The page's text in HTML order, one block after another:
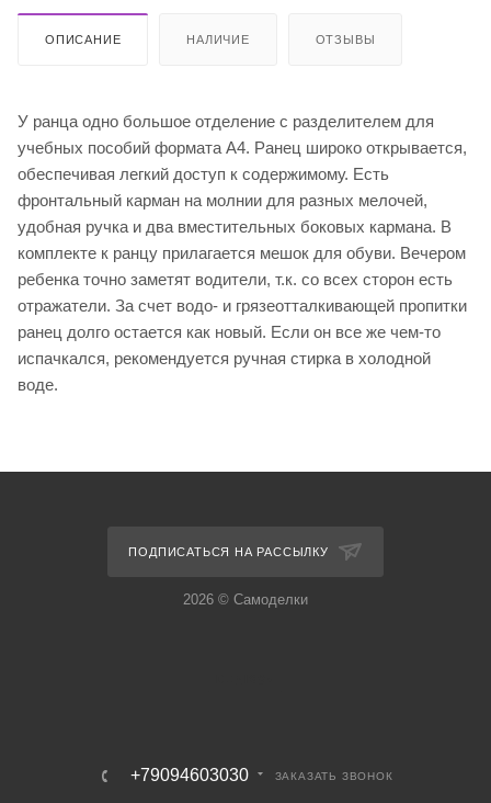
ОПИСАНИЕ НАЛИЧИЕ ОТЗЫВЫ
У ранца одно большое отделение с разделителем для
учебных пособий формата А4. Ранец широко открывается,
обеспечивая легкий доступ к содержимому. Есть
фронтальный карман на молнии для разных мелочей,
удобная ручка и два вместительных боковых кармана. В
комплекте к ранцу прилагается мешок для обуви. Вечером
ребенка точно заметят водители, т.к. со всех сторон есть
отражатели. За счет водо- и грязеотталкивающей пропитки
ранец долго остается как новый. Если он все же чем-то
испачкался, рекомендуется ручная стирка в холодной
воде.
ПОДПИСАТЬСЯ НА РАССЫЛКУ
2026 © Самоделки
+79094603030 ЗАКАЗАТЬ ЗВОНОК